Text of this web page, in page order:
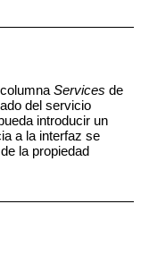
Services de
del servicio
introducir un
a la interfaz se
la propiedad